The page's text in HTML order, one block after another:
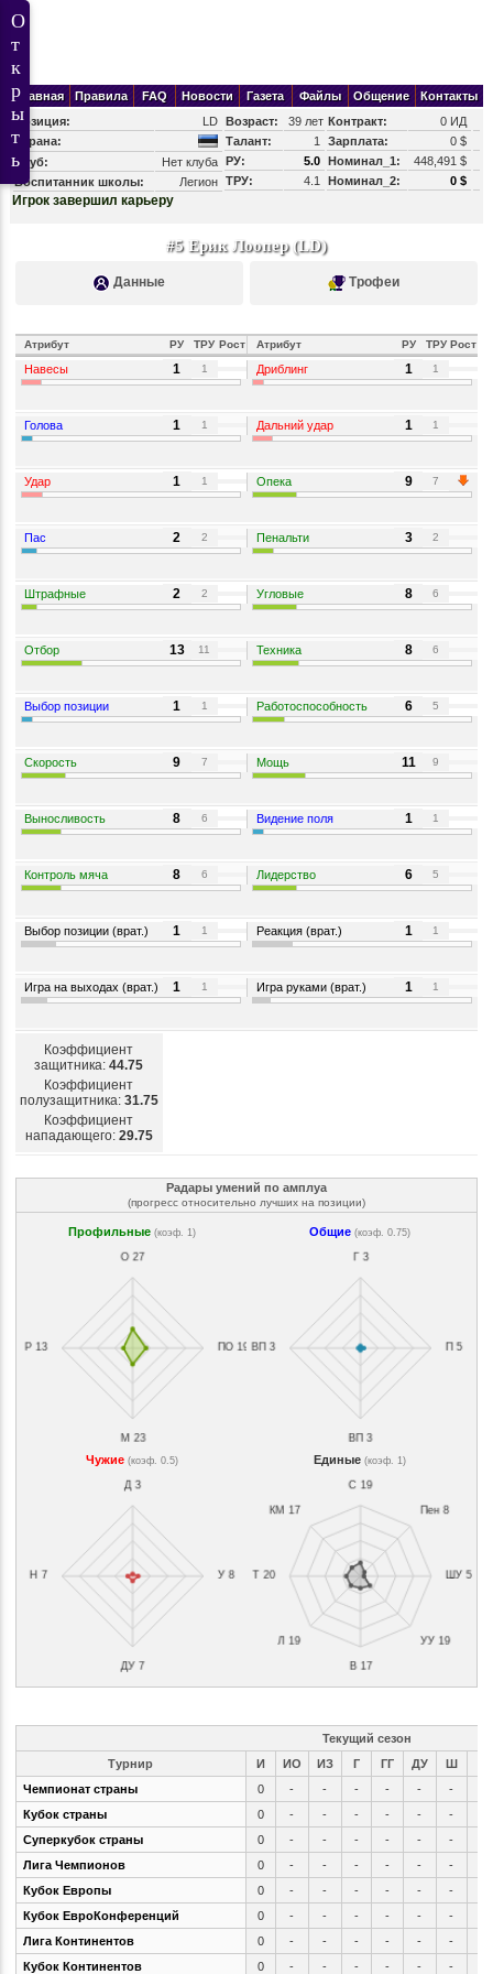
Главная Правила FAQ Новости Газета Файлы Общение
Контакты
Позиция:
LD
Страна:
Клуб:
Нет клуба
Воспитанник школы:
Легион
Возраст:
39 лет
Талант:
1
РУ:
5.0
ТРУ:
4.1
Контракт:
0 ИД
Зарплата:
0 $
Номинал_1:
448,491 $
Номинал_2:
0 $
Игрок завершил карьеру
#5 Ерик Лоопер (LD)
Данные Трофеи
Атрибут РУ ТРУ Рост Атрибут РУ ТРУ Рост
Навесы 1 1 Дриблинг 1 1
Голова 1 1 Дальний удар 1 1
Удар 1 1 Опека 9 7
Пас 2 2 Пенальти 3 2
Штрафные 2 2 Угловые 8 6
Отбор 13 11 Техника 8 6
Выбор позиции 1 1 Работоспособность 6 5
Скорость 9 7 Мощь 11 9
Выносливость 8 6 Видение поля 1 1
Контроль мяча 8 6 Лидерство 6 5
Выбор позиции (врат.) 1 1 Реакция (врат.) 1 1
Игра на выходах (врат.) 1 1 Игра руками (врат.) 1 1
Коэффициент
защитника:44.75
Коэффициент
полузащитника: 31.75
Коэффициент
нападающего: 29.75
Радары умений по амплуа
(прогресс относительно лучших на позиции)
Профильные(коэф. 1) Общие(коэф. 0.75)
Чужие(коэф. 0.5) Единые(коэф. 1)
Текущий сезон
Турнир
И ИO ИЗ Г ГГ ДУ Ш
Чемпионат страны
0 - - - - - -
Кубок страны
0 - - - - - -
Суперкубок страны
0 - - - - - -
Лига Чемпионов
0 - - - - - -
Кубок Европы
0 - - - - - -
Кубок ЕвроКонференций
0 - - - - - -
Лига Континентов
0 - - - - - -
Кубок Континентов
0 - - - - - -